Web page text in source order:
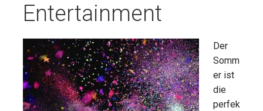
Entertainment
Der
Somm
er ist
die
perfek